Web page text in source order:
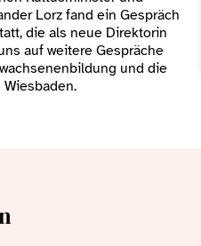
Lorz fand ein Gespräch
die als neue Direktorin
auf weitere Gespräche
und die